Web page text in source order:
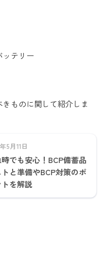
ッテリー
ものに関して紹介しま
5月11日
でも安心！BCP備蓄品
トと準備やBCP対策のポ
を解説